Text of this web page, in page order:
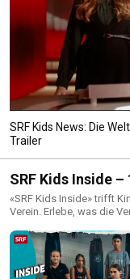
SRF Kids News: Die
Trailer
SRF Kids Inside
Storys
«SRF Kids Inside» trifft
Verein. Erlebe, was die